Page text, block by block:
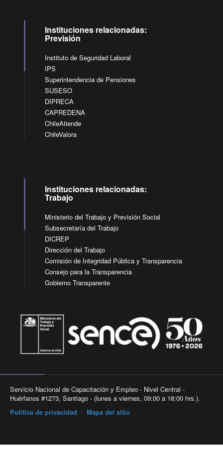
Instituciones relacionadas:
Previsión
Instituto de Seguridad Laboral
IPS
Superintendencia de Pensiones
SUSESO
DIPRECA
CAPREDENA
ChileAtiende
ChileValora
Instituciones relacionadas:
Trabajo
Ministerio del Trabajo y Previsión Social
Subsecretaría del Trabajo
DICREP
Dirección del Trabajo
Comisión de Integridad Pública y Transparencia
Consejo para la Transparencia
Gobierno Transparente
Servicio Nacional de Capacitación y Empleo - Nivel Central -
Huérfanos #1273, Santiago - (lunes a viernes, 09:00 a 18:00 hrs.).
Política de privacidad
Mapa del sitio